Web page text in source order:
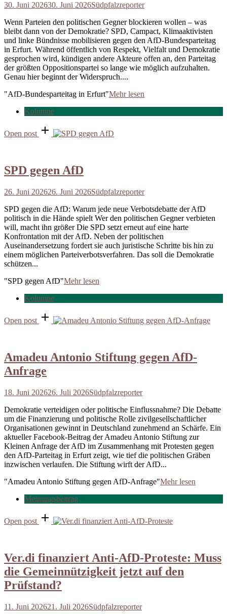
30. Juni 202630. Juni 2026Südpfalzreporter
Wenn Parteien den politischen Gegner blockieren wollen – was
bleibt dann von der Demokratie? SPD, Campact, Klimaaktivisten
und linke Bündnisse mobilisieren gegen den AfD-Bundesparteitag
in Erfurt. Während öffentlich von Respekt, Vielfalt und Demokratie
gesprochen wird, kündigen andere Akteure offen an, den Parteitag
der größten Oppositionspartei so lange wie möglich aufzuhalten.
Genau hier beginnt der Widerspruch....
"AfD-Bundesparteitag in Erfurt"Mehr lesen
Kolumne
Open post
SPD gegen AfD
26. Juni 202626. Juni 2026Südpfalzreporter
SPD gegen die AfD: Warum jede neue Verbotsdebatte der AfD
politisch in die Hände spielt Wer den politischen Gegner verbieten
will, macht ihn größer Die SPD setzt erneut auf eine harte
Konfrontation mit der AfD. Neben der politischen
Auseinandersetzung fordert sie auch juristische Schritte bis hin zu
einem möglichen Parteiverbotsverfahren. Das soll die Demokratie
schützen...
"SPD gegen AfD"Mehr lesen
Kolumne
Open post
Amadeu Antonio Stiftung gegen AfD-
Anfrage
18. Juni 202626. Juli 2026Südpfalzreporter
Demokratie verteidigen oder politische Einflussnahme? Die Debatte
um die Finanzierung und politische Rolle zivilgesellschaftlicher
Organisationen gewinnt in Deutschland zunehmend an Schärfe. Ein
aktueller Facebook-Beitrag der Amadeu Antonio Stiftung zur
Kleinen Anfrage der AfD im Zusammenhang mit Protesten gegen
den AfD-Parteitag in Erfurt zeigt, wie tief die politischen Gräben
inzwischen verlaufen. Die Stiftung wirft der AfD...
"Amadeu Antonio Stiftung gegen AfD-Anfrage"Mehr lesen
Meinungsbeitrag
Open post
Ver.di finanziert Anti-AfD-Proteste: Muss
die Gemeinnützigkeit jetzt auf den
Prüfstand?
11. Juni 202621. Juli 2026Südpfalzreporter